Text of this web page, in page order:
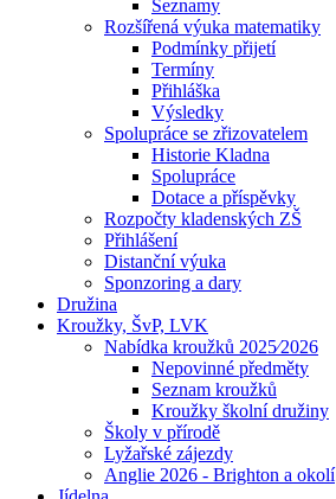
Seznamy
Rozšířená výuka matematiky
Podmínky přijetí
Termíny
Přihláška
Výsledky
Spolupráce se zřizovatelem
Historie Kladna
Spolupráce
Dotace a příspěvky
Rozpočty kladenských ZŠ
Přihlášení
Distanční výuka
Sponzoring a dary
Družina
Kroužky, ŠvP, LVK
Nabídka kroužků 2025⁄2026
Nepovinné předměty
Seznam kroužků
Kroužky školní družiny
Školy v přírodě
Lyžařské zájezdy
Anglie 2026 - Brighton a okolí